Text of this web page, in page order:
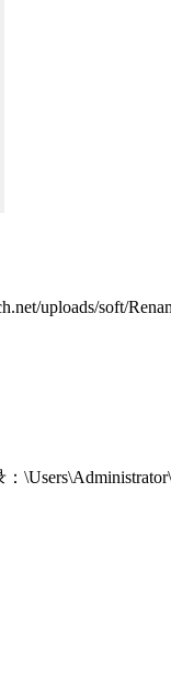
uploads/soft/